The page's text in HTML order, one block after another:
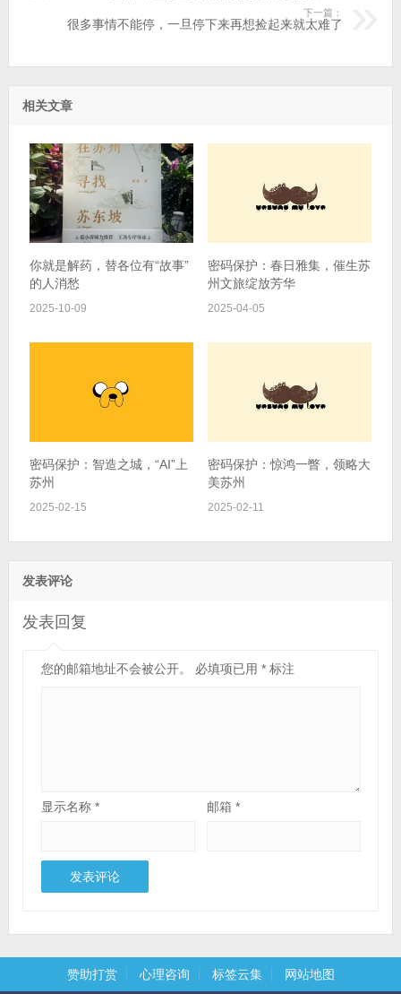
下一篇：
很多事情不能停，一旦停下来再想捡起来就太难了
相关文章
你就是解药，替各位有“故事”
的人消愁
2025-10-09
密码保护：春日雅集，催生苏
州文旅绽放芳华
2025-04-05
密码保护：智造之城，“AI”上
苏州
2025-02-15
密码保护：惊鸿一瞥，领略大
美苏州
2025-02-11
发表评论
发表回复
您的邮箱地址不会被公开。 必填项已用 *标注
显示名称 * 邮箱*
赞助打赏 心理咨询 标签云集 网站地图